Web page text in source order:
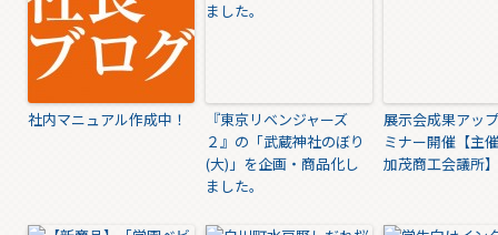
社内マニュアル作成中！
『東京リベンジャーズ
２』の「武蔵神社のぼり
(大)」を企画・商品化し
ました。
展示会成果アッ
ミナー開催【主
加茂商工会議所】